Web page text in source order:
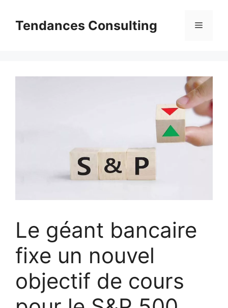
contenuTendances Consulting Menu
Le géant bancaire
fixe un nouvel
objectif de cours